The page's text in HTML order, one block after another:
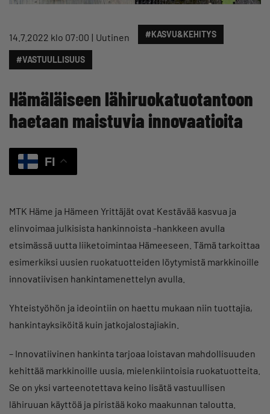
14.7.2022 klo 07:00 Uutinen #KASVU&KEHITYS
#VASTUULLISUUS
Hämäläiseen lähiruokatuotantoon
haetaan maistuvia innovaatioita
FI
MTK Häme ja Hämeen Yrittäjät ovat Kestävää kasvua ja
elinvoimaa julkisista hankinnoista -hankkeen avulla
etsimässä uutta liiketoimintaa Hämeeseen. Tämä tarkoittaa
esimerkiksi uusien ruokatuotteiden löytymistä markkinoille
innovatiivisen hankintamenettelyn avulla.
Yhteistyöhön ja ideointiin on haettu mukaan niin tuottajia,
hankintayksiköitä kuin jatkojalostajiakin.
– Innovatiivinen hankinta tarjoaa loistavan mahdollisuuden
kehittää markkinoille uusia, mielenkiintoisia ruokatuotteita.
Se on yksi varteenotettava keino lisätä vastuullisen
lähiruuan käyttöä ja piristää koko maakunnan taloutta.